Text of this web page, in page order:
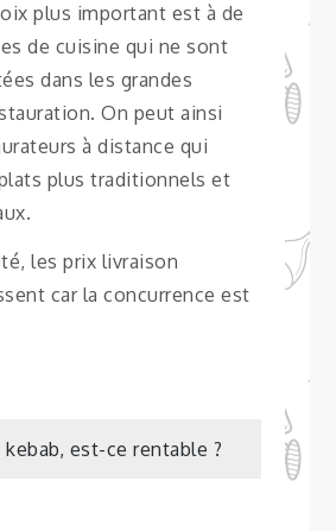
plus important est à de
de cuisine qui ne sont
dans les grandes
On peut ainsi
à distance qui
plus traditionnels et
les prix livraison
car la concurrence est
est-ce rentable ?